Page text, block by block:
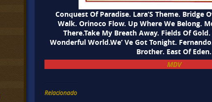
Conquest Of Paradise. Lara’S Theme. Bridge
Walk. Orinoco Flow. Up Where We Belong.
There.Take My Breath Away. Fields Of
Wonderful World.We’ Ve Got Tonight.
Brother. East Of Eden.
MDV
Relacionado